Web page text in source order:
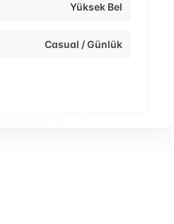
Yüksek Bel
Casual / Günlük